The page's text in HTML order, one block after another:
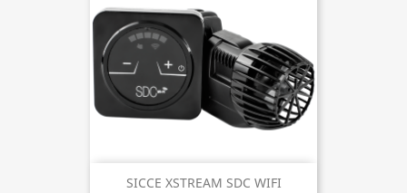
SICCE XSTREAM SDC WIFI